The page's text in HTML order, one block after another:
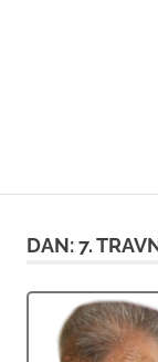
DAN:7.